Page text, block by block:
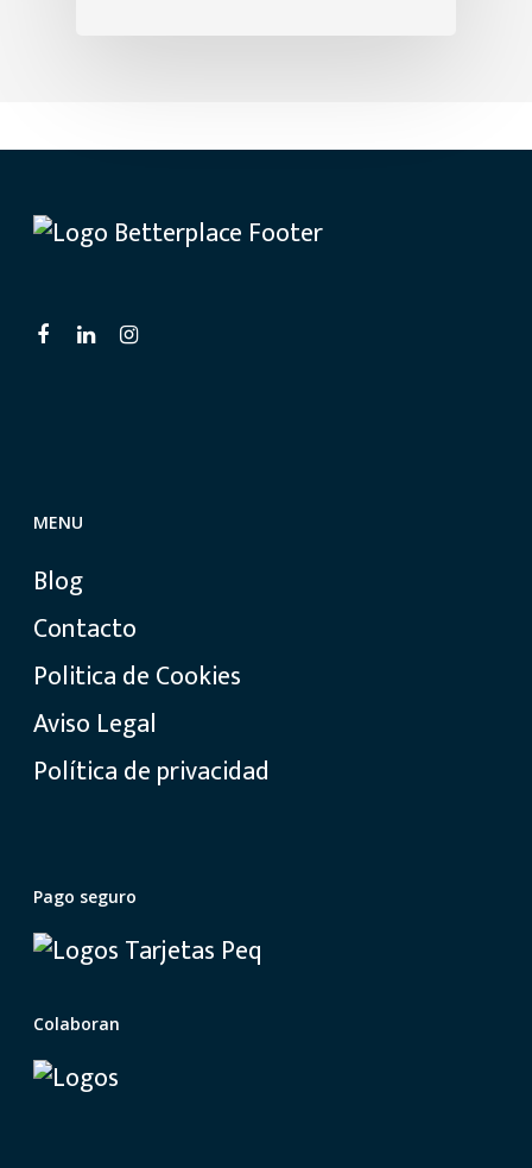
MENU
Blog
Contacto
Politica de Cookies
Aviso Legal
Política de privacidad
Pago seguro
Colaboran